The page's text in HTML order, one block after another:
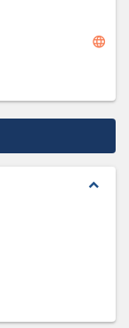
language
expand_less